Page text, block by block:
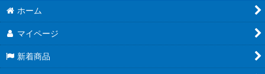
ブースターパック CROSS FORCE [FB10]
ブースターパック DUAL EVOLUTION [FB09]
スタートデッキEX 進化の境地[FS11]
ホーム
マイページ
新着商品